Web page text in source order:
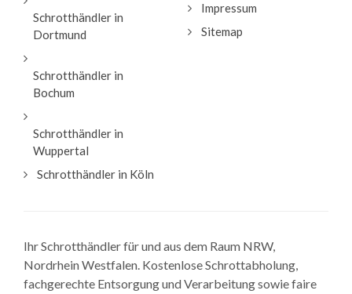
Schrotthändler in
Dortmund
Schrotthändler in
Bochum
Schrotthändler in
Wuppertal
Schrotthändler in Köln
Impressum
Sitemap
Ihr Schrotthändler für und aus dem Raum NRW,
Nordrhein Westfalen. Kostenlose Schrottabholung,
fachgerechte Entsorgung und Verarbeitung sowie faire